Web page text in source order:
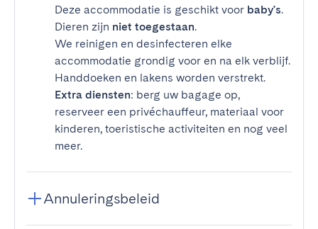
Deze accommodatie is geschikt voor baby's.
Dieren zijn niet toegestaan.
We reinigen en desinfecteren elke
accommodatie grondig voor en na elk verblijf.
Handdoeken en lakens worden verstrekt.
Extra diensten: berg uw bagage op,
reserveer een privéchauffeur, materiaal voor
kinderen, toeristische activiteiten en nog veel
meer.
Annuleringsbeleid